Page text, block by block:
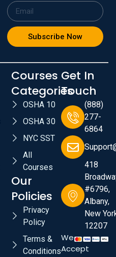
Subscribe Now
Courses
Categories
OSHA 10
OSHA 30
NYC SST
All
Courses
Our
Policies
Privacy
Policy
Terms &
Conditions
Get In
Touch
(888)
277-
6864
418
#6796,
Albany,
New
12207
We
Accept